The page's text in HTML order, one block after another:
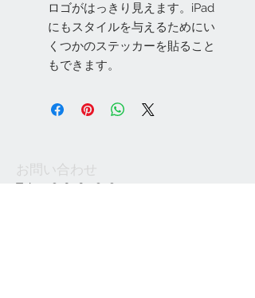
ロゴがはっきり見えます。iPad
にもスタイルを与えるためにい
くつかのステッカーを貼ること
もできます。
お問い合わせ
Tel:
048-606-3848